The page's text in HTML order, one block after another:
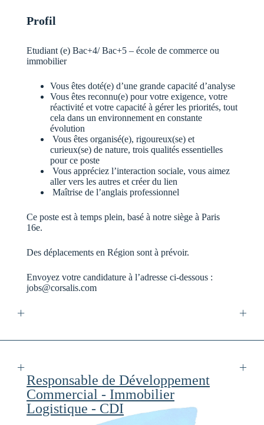
Profil
Etudiant (e) Bac+4/ Bac+5 – école de commerce ou
immobilier
Vous êtes doté(e) d’une grande capacité d’analyse
Vous êtes reconnu(e) pour votre exigence, votre
réactivité et votre capacité à gérer les priorités, tout
cela dans un environnement en constante
évolution
Vous êtes organisé(e), rigoureux(se) et
curieux(se) de nature, trois qualités essentielles
pour ce poste
Vous appréciez l’interaction sociale, vous aimez
aller vers les autres et créer du lien
Maîtrise de l’anglais professionnel
Ce poste est à temps plein, basé à notre siège à Paris
16e.
Des déplacements en Région sont à prévoir.
Envoyez votre candidature à l’adresse ci-dessous :
jobs@corsalis.com
Responsable de Développement
Commercial - Immobilier
Logistique - CDI